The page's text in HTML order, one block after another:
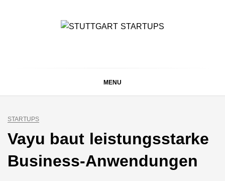
MENU
STARTUPS
Vayu baut leistungsstarke
Business-Anwendungen